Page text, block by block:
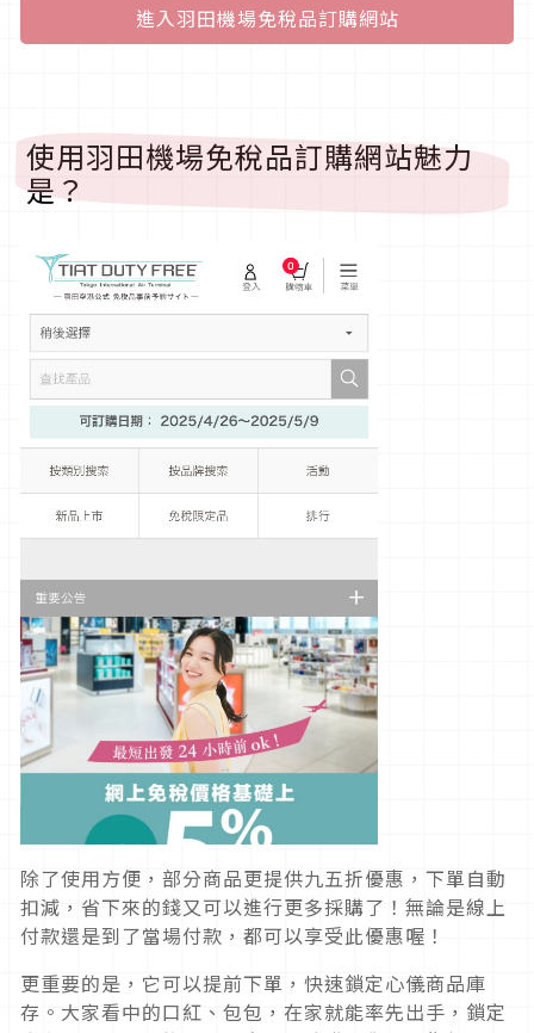
進入羽田機場免稅品訂購網站
使用羽田機場免稅品訂購網站魅力
是？
除了使用方便，部分商品更提供九五折優惠，下單自動
扣減，省下來的錢又可以進行更多採購了！無論是線上
付款還是到了當場付款，都可以享受此優惠喔！
更重要的是，它可以提前下單，快速鎖定心儀商品庫
存。大家看中的口紅、包包，在家就能率先出手，鎖定